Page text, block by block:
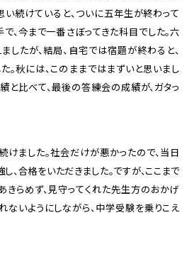
い続けていると、ついに五年生が終わって
で、今まで一番さぼってきた科目でした。六
したが、結局、自宅では宿題が終わると、
。秋には、このままではまずいと思いまし
と比べて、最後の答練会の成績が、ガタっ
けました。社会だけが悪かったので、当日
、合格をいただきました。ですが、ここまで
きらめず、見守ってくれた先生方のおかげ
ないようにしながら、中学受験を乗りこえ